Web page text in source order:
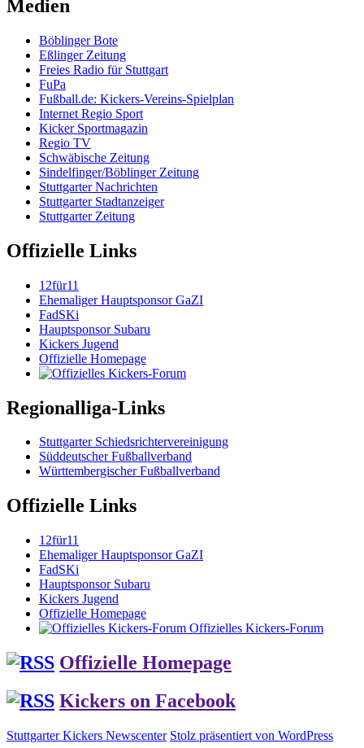
Medien
Böblinger Bote
Eßlinger Zeitung
Freies Radio für Stuttgart
FuPa
Fußball.de: Kickers-Vereins-Spielplan
Internet Regio Sport
Kicker Sportmagazin
Regio TV
Schwäbische Zeitung
Sindelfinger/Böblinger Zeitung
Stuttgarter Nachrichten
Stuttgarter Stadtanzeiger
Stuttgarter Zeitung
Offizielle Links
12für11
Ehemaliger Hauptsponsor GaZI
FadSKi
Hauptsponsor Subaru
Kickers Jugend
Offizielle Homepage
Regionalliga-Links
Stuttgarter Schiedsrichtervereinigung
Süddeutscher Fußballverband
Württembergischer Fußballverband
Offizielle Links
12für11
Ehemaliger Hauptsponsor GaZI
FadSKi
Hauptsponsor Subaru
Kickers Jugend
Offizielle Homepage
Offizielles Kickers-Forum
Offizielle Homepage
Kickers on Facebook
Stuttgarter Kickers Newscenter Stolz präsentiert von WordPress